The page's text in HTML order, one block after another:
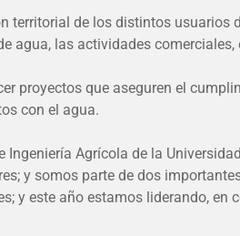
de los distintos usuarios
agua, las actividades comerciales,
proyectos que aseguren el
con el agua.
Agrícola de la
y somos parte de dos
y este año estamos liderando,